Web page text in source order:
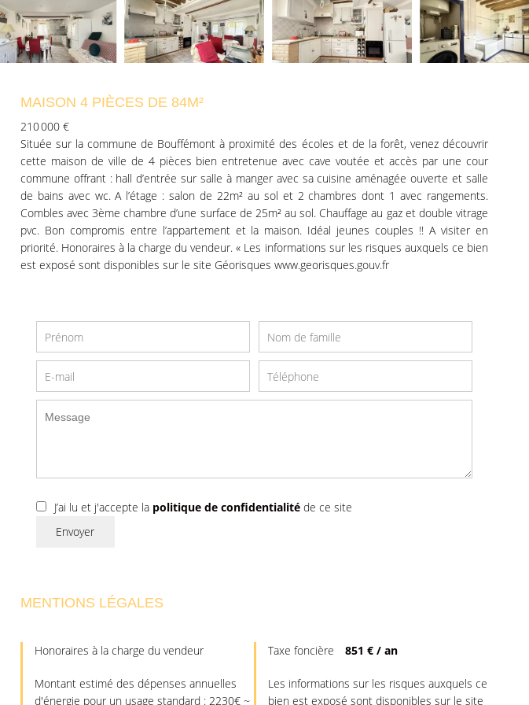
MAISON 4 PIÈCES DE 84M²
210 000 €
Située sur la commune de Bouffémont à proximité des écoles et de la forêt, venez découvrir
cette maison de ville de 4 pièces bien entretenue avec cave voutée et accès par une cour
commune offrant : hall d’entrée sur salle à manger avec sa cuisine aménagée ouverte et salle
de bains avec wc. A l’étage : salon de 22m² au sol et 2 chambres dont 1 avec rangements.
Combles avec 3ème chambre d’une surface de 25m² au sol. Chauffage au gaz et double vitrage
pvc. Bon compromis entre l’appartement et la maison. Idéal jeunes couples !! A visiter en
priorité. Honoraires à la charge du vendeur. « Les informations sur les risques auxquels ce bien
est exposé sont disponibles sur le site Géorisques www.georisques.gouv.fr
J’ai lu et j'accepte la politique de confidentialitéde ce site
Envoyer
MENTIONS LÉGALES
Honoraires à la charge du vendeur Taxe foncière 851 € / an
Montant estimé des dépenses annuelles
d'énergie pour un usage standard : 2230€ ~
Les informations sur les risques auxquels ce
bien est exposé sont disponibles sur le site